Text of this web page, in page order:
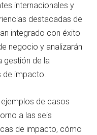
internacionales y
destacadas de
integrado con éxito
negocio y analizarán
gestión de la
de impacto.
de casos
a las seis
de impacto, cómo